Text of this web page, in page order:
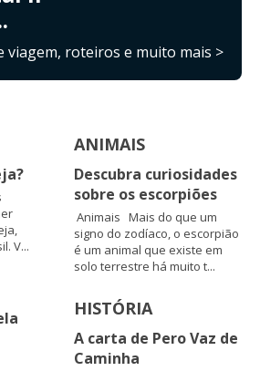
viagem, roteiros e muito mais >
V...
ANIMAIS
Descubra curiosidades
sobre os escorpiões
Animais Mais do que um
signo do zodíaco, o escorpião
é um animal que existe em
solo terrestre há muito t...
HISTÓRIA
A carta de Pero Vaz de
Caminha